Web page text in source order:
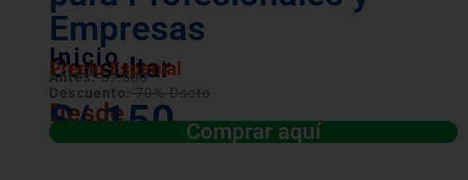
Empresas
Inicio
Consultar
Precio Especial
Antes:S/.500
Descuento:70% Dscto
Desde
S/.150 Comprar aquí